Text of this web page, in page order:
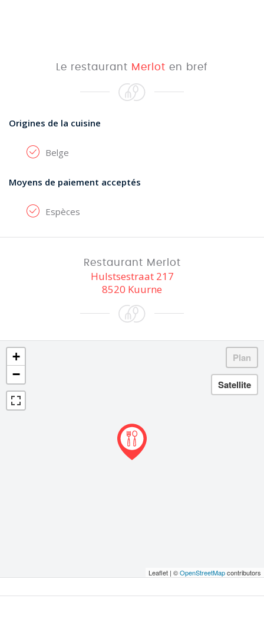
Le restaurant Merlot en bref
Origines de la cuisine
Belge
Moyens de paiement acceptés
Espèces
Restaurant Merlot
Hulstsestraat 217
8520 Kuurne
+
−
Leaflet | ©OpenStreetMapcontributors